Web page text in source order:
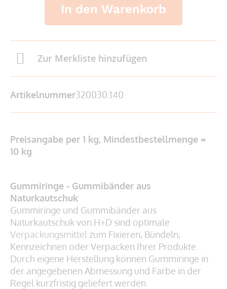
In den Warenkorb
Zur Merkliste hinzufügen
Artikelnummer320030.140
Preisangabe per 1 kg, Mindestbestellmenge =
10 kg
Gummiringe - Gummibänder aus
Naturkautschuk
Gummiringe und Gummibänder aus
Naturkautschuk von H+D sind optimale
Verpackungsmittel zum Fixieren, Bündeln,
Kennzeichnen oder Verpacken Ihrer Produkte.
Durch eigene Herstellung können Gummiringe in
der angegebenen Abmessung und Farbe in der
Regel kurzfristig geliefert werden.